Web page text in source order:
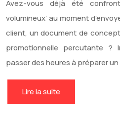
Avez-vous déjà été
volumineux’ au moment
client, un document de
promotionnelle percutante ?
passer des heures à préparer
Lire la suite